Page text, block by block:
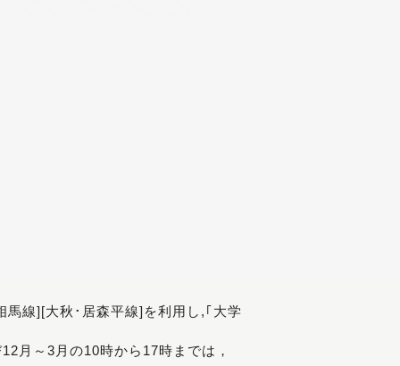
線][大秋･居森平線]を利用し,｢大学
月～3月の10時から17時までは，